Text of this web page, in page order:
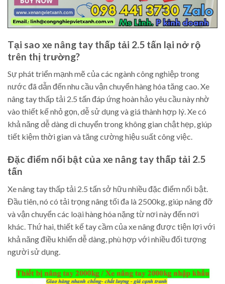
Tại sao xe nâng tay thấp tải 2.5 tấn lại nở rộ
trên thị trường?
Sự phát triển mạnh mẽ của các ngành công nghiệp trong
nước đã dẫn đến nhu cầu vận chuyển hàng hóa tăng cao. Xe
nâng tay thấp tải 2.5 tấn đáp ứng hoàn hảo yêu cầu này nhờ
vào thiết kế nhỏ gọn, dễ sử dụng và giá thành hợp lý. Xe có
khả năng dễ dàng di chuyển trong không gian chật hẹp, giúp
tiết kiệm thời gian và tăng cường hiệu suất công việc.
Đặc điểm nổi bật của xe nâng tay thấp tải 2.5
tấn
Xe nâng tay thấp tải 2.5 tấn sở hữu nhiều đặc điểm nổi bật.
Đầu tiên, nó có tải trọng nâng tối đa là 2500kg, giúp nâng đỡ
và vận chuyển các loại hàng hóa nặng từ nơi này đến nơi
khác. Thứ hai, thiết kế tay cầm của xe nâng được tiện lợi với
khả năng điều khiển dễ dàng, phù hợp với nhiều đối tượng
người sử dụng.